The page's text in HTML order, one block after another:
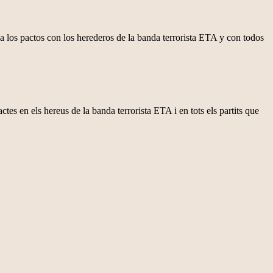
pactos con los herederos de la banda terrorista ETA y con todos
en els hereus de la banda terrorista ETA i en tots els partits que